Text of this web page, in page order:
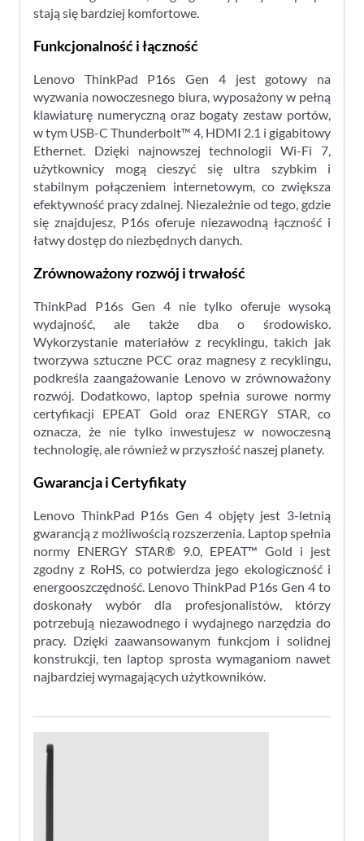
stają się bardziej komfortowe.
Funkcjonalność i łączność
Lenovo ThinkPad P16s Gen 4 jest gotowy na
wyzwania nowoczesnego biura, wyposażony w pełną
klawiaturę numeryczną oraz bogaty zestaw portów,
w tym USB-C Thunderbolt™ 4, HDMI 2.1 i gigabitowy
Ethernet. Dzięki najnowszej technologii Wi-Fi 7,
użytkownicy mogą cieszyć się ultra szybkim i
stabilnym połączeniem internetowym, co zwiększa
efektywność pracy zdalnej. Niezależnie od tego, gdzie
się znajdujesz, P16s oferuje niezawodną łączność i
łatwy dostęp do niezbędnych danych.
Zrównoważony rozwój i trwałość
ThinkPad P16s Gen 4 nie tylko oferuje wysoką
wydajność, ale także dba o środowisko.
Wykorzystanie materiałów z recyklingu, takich jak
tworzywa sztuczne PCC oraz magnesy z recyklingu,
podkreśla zaangażowanie Lenovo w zrównoważony
rozwój. Dodatkowo, laptop spełnia surowe normy
certyfikacji EPEAT Gold oraz ENERGY STAR, co
oznacza, że nie tylko inwestujesz w nowoczesną
technologię, ale również w przyszłość naszej planety.
Gwarancja i Certyfikaty
Lenovo ThinkPad P16s Gen 4 objęty jest 3-letnią
gwarancją z możliwością rozszerzenia. Laptop spełnia
normy ENERGY STAR® 9.0, EPEAT™ Gold i jest
zgodny z RoHS, co potwierdza jego ekologiczność i
energooszczędność. Lenovo ThinkPad P16s Gen 4 to
doskonały wybór dla profesjonalistów, którzy
potrzebują niezawodnego i wydajnego narzędzia do
pracy. Dzięki zaawansowanym funkcjom i solidnej
konstrukcji, ten laptop sprosta wymaganiom nawet
najbardziej wymagających użytkowników.